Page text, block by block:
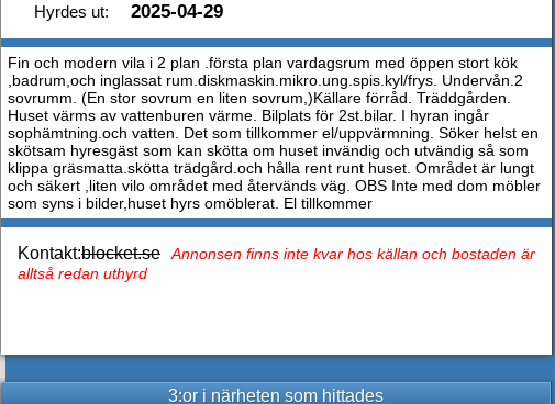
Hyrdes ut: 2025-04-29
Fin och modern vila i 2 plan .första plan vardagsrum med öppen stort kök
,badrum,och inglassat rum.diskmaskin.mikro.ung.spis.kyl/frys. Undervån.2
sovrumm. (En stor sovrum en liten sovrum,)Källare förråd. Träddgården.
Huset värms av vattenburen värme. Bilplats för 2st.bilar. I hyran ingår
sophämtning.och vatten. Det som tillkommer el/uppvärmning. Söker helst en
skötsam hyresgäst som kan skötta om huset invändig och utvändig så som
klippa gräsmatta.skötta trädgård.och hålla rent runt huset. Området är lungt
och säkert ,liten vilo området med återvänds väg. OBS Inte med dom möbler
som syns i bilder,huset hyrs omöblerat. El tillkommer
Kontakt:blocket.se
Annonsen finns inte kvar hos källan och bostaden är
alltså redan uthyrd
3:or i närheten som hittades